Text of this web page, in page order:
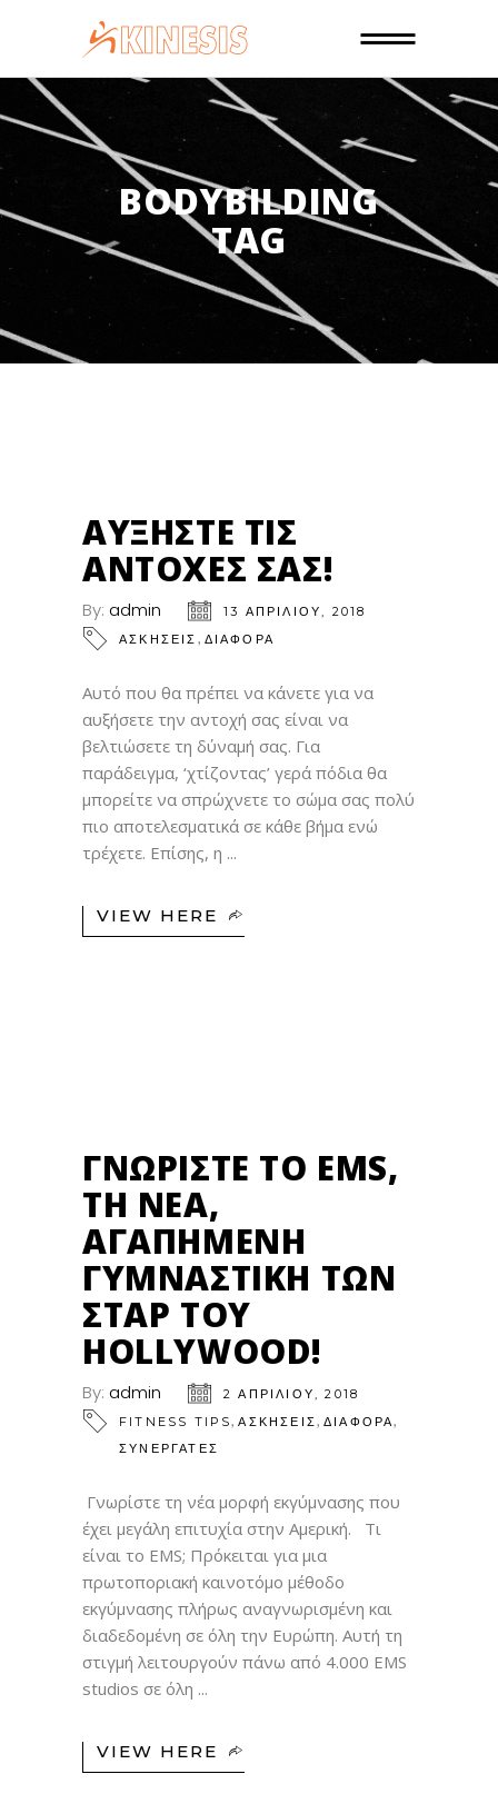
BODYBILDING
TAG
ΑΥΞΉΣΤΕ ΤΙΣ
ΑΝΤΟΧΈΣ ΣΑΣ!
By: admin
13 ΑΠΡΙΛΊΟΥ, 2018
ΑΣΚΗΣΕΙΣ , ΔΙΑΦΟΡΑ
Αυτό που θα πρέπει να κάνετε για να
αυξήσετε την αντοχή σας είναι να
βελτιώσετε τη δύναμή σας. Για
παράδειγμα, ‘χτίζοντας’ γερά πόδια θα
μπορείτε να σπρώχνετε το σώμα σας πολύ
πιο αποτελεσματικά σε κάθε βήμα ενώ
τρέχετε. Επίσης, η
VIEW HERE
ΓΝΩΡΊΣΤΕ ΤΟ EMS,
ΤΗ ΝΈΑ,
ΑΓΑΠΗΜΈΝΗ
ΓΥΜΝΑΣΤΙΚΉ ΤΩΝ
ΣΤΑΡ ΤΟΥ
HOLLYWOOD!
By: admin
2 ΑΠΡΙΛΊΟΥ, 2018
FITNESS TIPS,ΑΣΚΗΣΕΙΣ,ΔΙΑΦΟΡΑ,
ΣΥΝΕΡΓΑΤΕΣ
Γνωρίστε τη νέα μορφή εκγύμνασης που
έχει μεγάλη επιτυχία στην Αμερική. Τι
είναι το EMS; Πρόκειται για μια
πρωτοποριακή καινοτόμο μέθοδο
εκγύμνασης πλήρως αναγνωρισμένη και
διαδεδομένη σε όλη την Ευρώπη. Αυτή τη
στιγμή λειτουργούν πάνω από 4.000 EMS
studios σε όλη
VIEW HERE